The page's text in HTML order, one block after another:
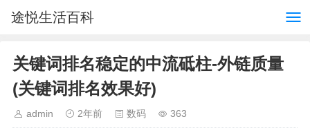
途悦生活百科
关键词排名稳定的中流砥柱-外链质量
(关键词排名效果好)
admin 2年前 数码 363